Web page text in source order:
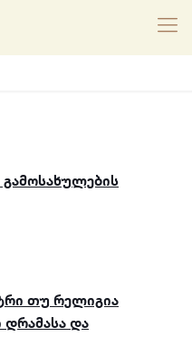
თუ რელიგია
დრამასა და